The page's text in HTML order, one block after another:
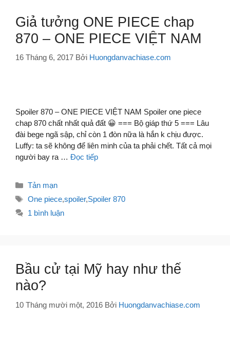
Giả tưởng ONE PIECE chap
870 – ONE PIECE VIỆT NAM
16 Tháng 6, 2017 Bởi Huongdanvachiase.com
Spoiler 870 – ONE PIECE VIỆT NAM Spoiler one piece
chap 870 chất nhất quả đất 😀 === Bộ giáp thứ 5 === Lâu
đài bege ngã sập, chỉ còn 1 đòn nữa là hắn k chịu được.
Luffy: ta sẽ không để liên minh của ta phải chết. Tất cả mọi
người bay ra … Đọc tiếp
Danh
mục
Tản mạn
Thẻ
One piece,spoiler,Spoiler 870
1 bình luận
Bầu cử tại Mỹ hay như thế
nào?
10 Tháng mười một, 2016 Bởi Huongdanvachiase.com